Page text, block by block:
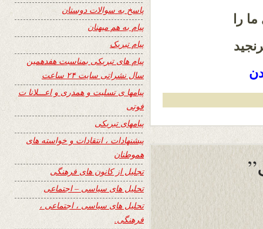
را
پاسخ به سوالات دوستان
پیام به هم میهنان
پیام تبریک
پیام های تبریکی بمناسبت هفدهمین
سال نشراتی سایت ۲۴ ساعت
پیامها ی تسلیت و همدری و اعـــلانا ت
فوتی
پیامهای تبریکی
پیشنهادات ، انتقادات و خواسته های
هموطنان
تجلیل از کانون های فرهنگی
تحلیل های سیاسی – اجتماعی
تحلیل های سیاسی ، اجتماعی ،
فرهنگی.